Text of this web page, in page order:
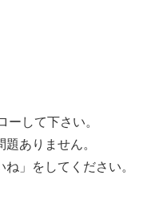
ーして下さい。
ありません。
」をしてください。